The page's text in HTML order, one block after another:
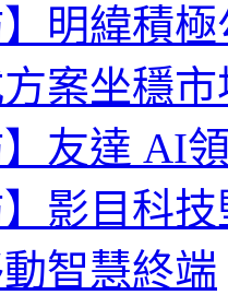
】明緯積
案坐穩
】友達 AI
】影目科
智慧終端